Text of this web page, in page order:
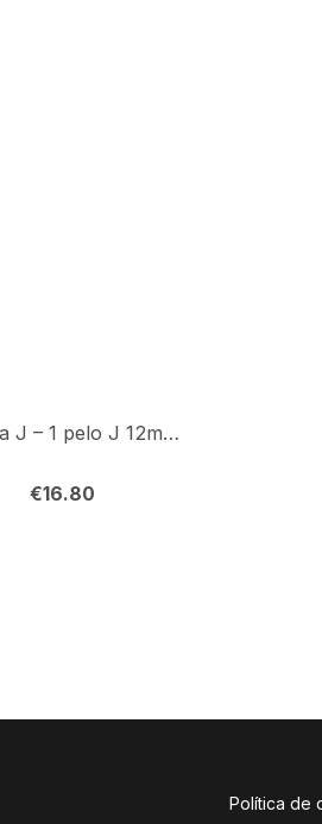
Pestaña J – 1 pelo J 12mm (0,7)
€16.80
Política de